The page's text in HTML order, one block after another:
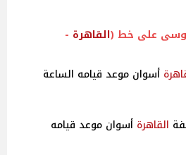
على خط (القاهرة -
أسوان موعد قيامه الساعة
القاهرة أسوان موعد قيامه